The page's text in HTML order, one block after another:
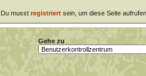
Du musst registriertsein, um diese Seite
Gehe zu